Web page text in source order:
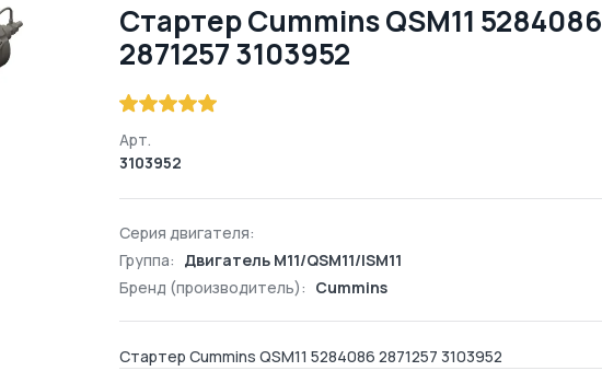
Стартер Cummins QSM11 5284086
2871257 3103952
Арт.
3103952
Серия двигателя:
Группа: Двигатель М11/QSM11/ISM11
Бренд (производитель): Cummins
Стартер Cummins QSM11 5284086 2871257 3103952